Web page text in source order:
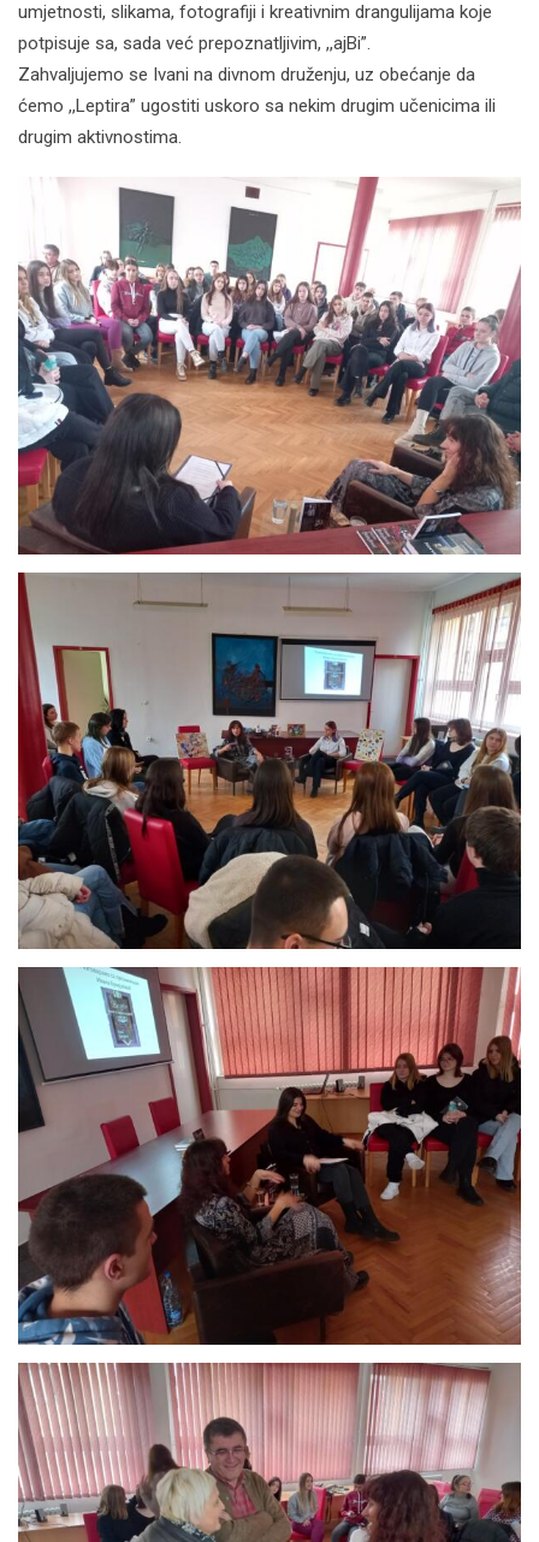
umjetnosti, slikama, fotografiji i kreativnim drangulijama koje
potpisuje sa, sada već prepoznatljivim, ,,ajBi”.
Zahvaljujemo se Ivani na divnom druženju, uz obećanje da
ćemo ,,Leptira” ugostiti uskoro sa nekim drugim učenicima ili
drugim aktivnostima.